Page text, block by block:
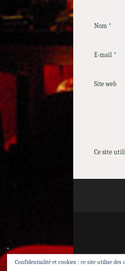
Nom *
E-mail *
Site web
Ce site
Confidentialité et cookies : ce site utilise